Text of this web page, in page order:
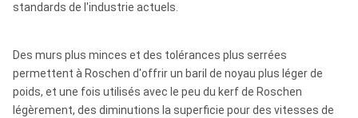
standards de l'industrie actuels.
Des murs plus minces et des tolérances plus serrées
permettent à Roschen d'offrir un baril de noyau plus léger de
poids, et une fois utilisés avec le peu du kerf de Roschen
légèrement, des diminutions la superficie pour des vitesses de